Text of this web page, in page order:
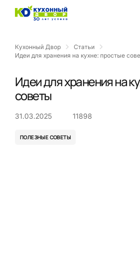
Кухонный Двор
Статьи
Идеи для хранения на кухне: простые
Идеи для хранения на
советы
31.03.2025 11898
ПОЛЕЗНЫЕ СОВЕТЫ